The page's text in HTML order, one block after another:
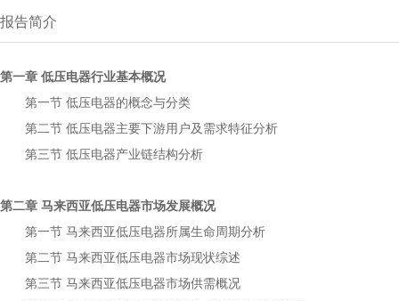
报告简介
第一章 低压电器行业基本概况
第一节 低压电器的概念与分类
第二节 低压电器主要下游用户及需求特征分析
第三节 低压电器产业链结构分析
第二章 马来西亚低压电器市场发展概况
第一节 马来西亚低压电器所属生命周期分析
第二节 马来西亚低压电器市场现状综述
第三节 马来西亚低压电器市场供需概况